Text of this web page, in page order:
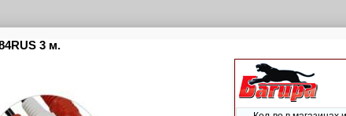
<JA-AC03 1 / 1.8м Red> Кабель Jack3.5-M --> Jack3.5-M 1